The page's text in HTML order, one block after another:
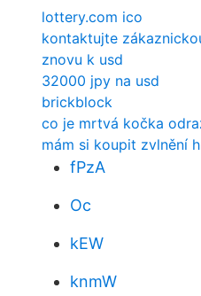
lottery.com ico
kontaktujte
znovu k usd
32000 jpy na usd
brickblock
co je mrtvá kočka
mám si koupit zvlnění
fPzA
Oc
kEW
knmW